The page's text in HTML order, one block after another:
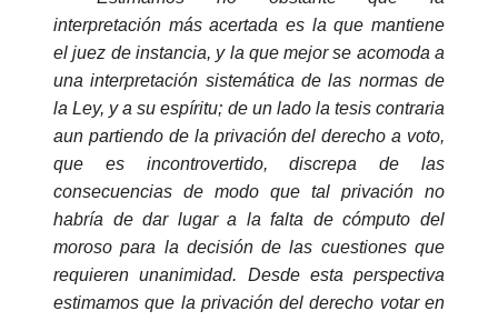
interpretación más acertada es la que mantiene
el juez de instancia, y la que mejor se acomoda a
una interpretación sistemática de las normas de
la Ley, y a su espíritu; de un lado la tesis contraria
aun partiendo de la privación del derecho a voto,
que es incontrovertido, discrepa de las
consecuencias de modo que tal privación no
habría de dar lugar a la falta de cómputo del
moroso para la decisión de las cuestiones que
requieren unanimidad. Desde esta perspectiva
estimamos que la privación del derecho votar en